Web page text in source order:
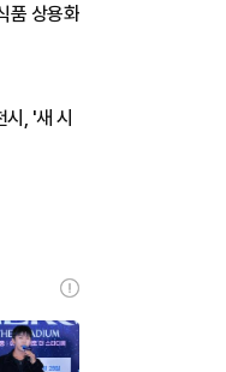
품 상용화
, '새 시